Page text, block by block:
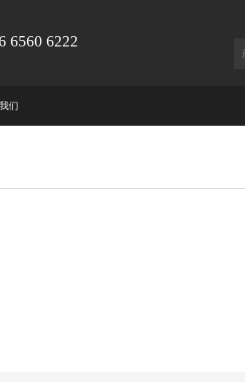
6560 6222
们